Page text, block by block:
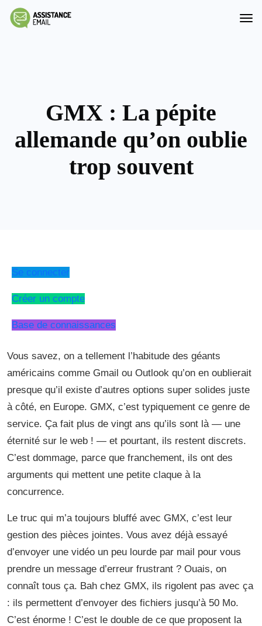
GMX : La pépite
allemande qu’on oublie
trop souvent
Se connecter
Créer un compte
Base de connaissances
Vous savez, on a tellement l’habitude des géants
américains comme Gmail ou Outlook qu’on en oublierait
presque qu’il existe d’autres options super solides juste
à côté, en Europe. GMX, c’est typiquement ce genre de
service. Ça fait plus de vingt ans qu’ils sont là — une
éternité sur le web ! — et pourtant, ils restent discrets.
C’est dommage, parce que franchement, ils ont des
arguments qui mettent une petite claque à la
concurrence.
Le truc qui m’a toujours bluffé avec GMX, c’est leur
gestion des pièces jointes. Vous avez déjà essayé
d’envoyer une vidéo un peu lourde par mail pour vous
prendre un message d’erreur frustrant ? Ouais, on
connaît tous ça. Bah chez GMX, ils rigolent pas avec ça
: ils permettent d’envoyer des fichiers jusqu’à 50 Mo.
C’est énorme ! C’est le double de ce que proposent la